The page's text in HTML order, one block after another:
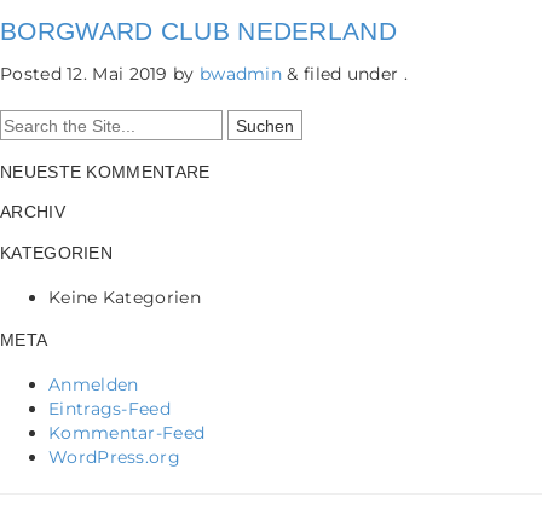
BORGWARD CLUB NEDERLAND
Posted12. Mai 2019 by bwadmin & filed under .
Search
for:
NEUESTE KOMMENTARE
ARCHIV
KATEGORIEN
Keine Kategorien
META
Anmelden
Eintrags-Feed
Kommentar-Feed
WordPress.org